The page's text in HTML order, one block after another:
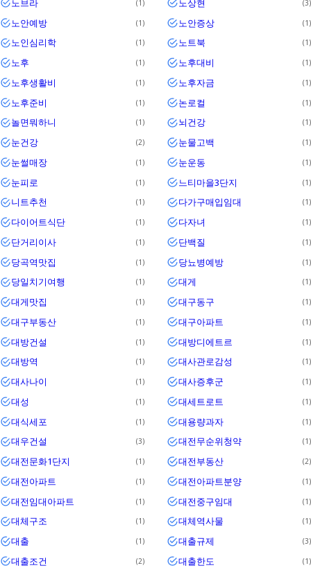
노브라 1 노상현 3
노안예방 1 노안증상 1
노인심리학 1 노트북 1
노후 1 노후대비 1
노후생활비 1 노후자금 1
노후준비 1 논로컬 1
놀면뭐하니 1 뇌건강 1
눈건강 2 눈물고백 1
눈썰매장 1 눈운동 1
눈피로 1 느티마을3단지 1
니트추천 1 다가구매입임대 1
다이어트식단 1 다자녀 1
단거리이사 1 단백질 1
당곡역맛집 1 당뇨병예방 1
당일치기여행 1 대게 1
대게맛집 1 대구동구 1
대구부동산 1 대구아파트 1
대방건설 1 대방디에트르 1
대방역 1 대사관로감성 1
대사나이 1 대사증후군 1
대성 1 대세트로트 1
대식세포 1 대용량과자 1
대우건설 3 대전무순위청약 1
대전문화1단지 1 대전부동산 2
대전아파트 1 대전아파트분양 1
대전임대아파트 1 대전중구임대 1
대체구조 1 대체역사물 1
대출 1 대출규제 3
대출조건 2 대출한도 1